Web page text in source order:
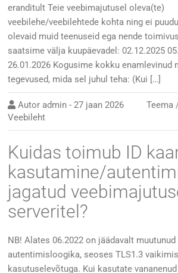
eranditult Teie veebimajutusel oleva(te)
veebilehe/veebilehtede kohta ning ei
olevaid muid teenuseid ega nende
saatsime välja kuupäevadel: 02.12.2025
26.01.2026 Kogusime kokku enamlevinud
tegevused, mida sel juhul teha: (Kui […]
Autor admin -27 jaan 2026
Veebileht
Kuidas toimub ID
kasutamine/
jagatud
serveritel?
NB! Alates 06.2022 on jäädavalt muutunud
autentimisloogika, seoses TLS1.3
kasutuselevõtuga. Kui kasutate